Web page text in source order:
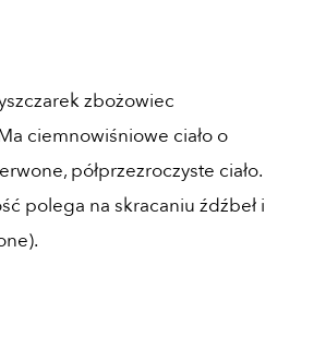
zbożowiec
ciemnowiśniowe ciało o
półprzezroczyste ciało.
polega na skracaniu źdźbeł i